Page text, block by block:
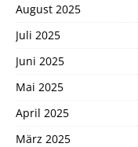
August 2025
Juli 2025
Juni 2025
Mai 2025
April 2025
März 2025